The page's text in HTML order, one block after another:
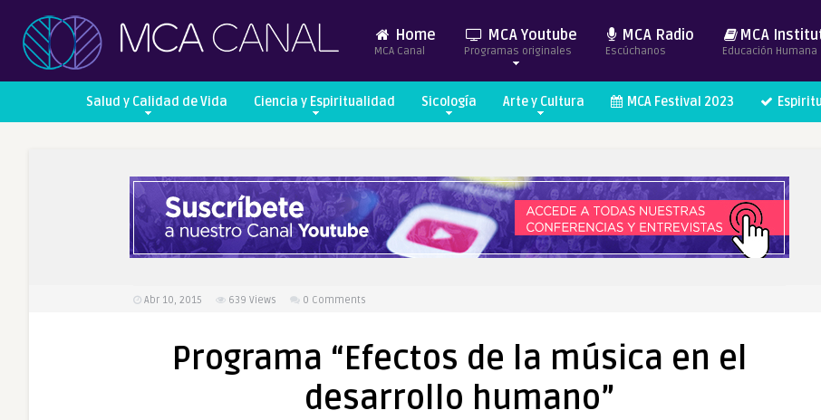
Home
MCA Canal
MCA Youtube
Programas originales
MCA Radio
Escúchanos
MCA
Educación Humana
Salud y Calidad de Vida Ciencia y Espiritualidad Sicología Arte y Cultura MCA Festival 2023
Abr 10, 2015 639 Views 0 Comments
Programa “Efectos de la música en el
desarrollo humano”